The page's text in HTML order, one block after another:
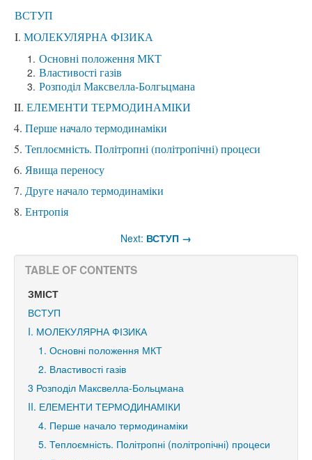
ВСТУП
I. МОЛЕКУЛЯРНА ФІЗИКА
Основні положення МКТ
Властивості газів
Розподіл Максвелла-Болгьцмана
II. ЕЛЕМЕНТИ ТЕРМОДИНАМІКИ
4. Перше начало термодинаміки
5. Теплоємність. Політропні (політропічні) процеси
6. Явища переносу
7. Друге начало термодинаміки
8. Ентропія
Next: ВСТУП →
TABLE OF CONTENTS
ЗМІСТ
ВСТУП
I. МОЛЕКУЛЯРНА ФІЗИКА
1. Основні положення МКТ
2. Властивості газів
3 Розподіл Максвелла-Больцмана
II. ЕЛЕМЕНТИ ТЕРМОДИНАМІКИ
4. Перше начало термодинаміки
5. Теплоємність. Політропні (політропічні) процеси